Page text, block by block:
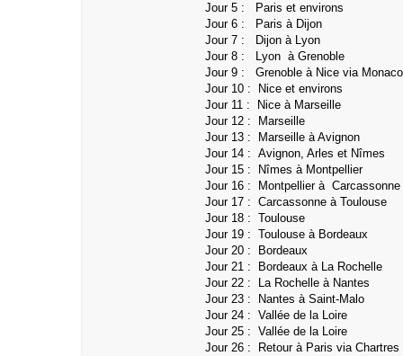
Jour 5 : Paris et environs
Jour 6 : Paris à Dijon
Jour 7 : Dijon à Lyon
Jour 8 : Lyon à Grenoble
Jour 9 : Grenoble à Nice via Monaco
Jour 10 : Nice et environs
Jour 11 : Nice à Marseille
Jour 12 : Marseille
Jour 13 : Marseille à Avignon
Jour 14 : Avignon, Arles et Nîmes
Jour 15 : Nîmes à Montpellier
Jour 16 : Montpellier à Carcassonne
Jour 17 : Carcassonne à Toulouse
Jour 18 : Toulouse
Jour 19 : Toulouse à Bordeaux
Jour 20 : Bordeaux
Jour 21 : Bordeaux à La Rochelle
Jour 22 : La Rochelle à Nantes
Jour 23 : Nantes à Saint-Malo
Jour 24 : Vallée de la Loire
Jour 25 : Vallée de la Loire
Jour 26 : Retour à Paris via Chartres